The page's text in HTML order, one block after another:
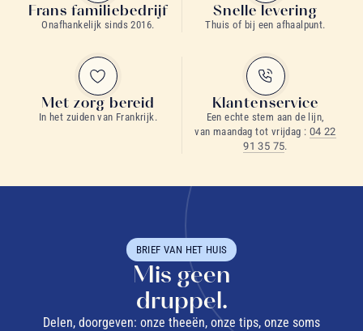
Frans familiebedrijf
Onafhankelijk sinds 2016.
Snelle levering
Thuis of bij een afhaalpunt.
Met zorg bereid
In het zuiden van Frankrijk.
Klantenservice
Een echte stem aan de lijn,
van maandag tot vrijdag : 04 22
91 35 75.
BRIEF VAN HET HUIS
Mis geen
druppel.
Delen, doorgeven: onze theeën, onze tips, onze soms